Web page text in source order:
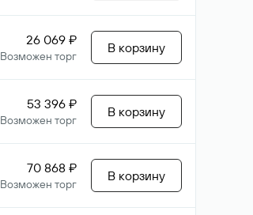
26 069 ₽
Возможен торг
В корзину
53 396 ₽
Возможен торг
В корзину
70 868 ₽
Возможен торг
В корзину